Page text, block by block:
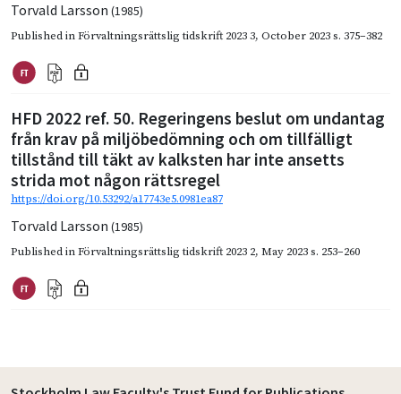
Torvald Larsson (1985)
Published inFörvaltningsrättslig tidskrift 2023 3, October 2023s. 375–382
HFD 2022 ref. 50. Regeringens beslut om undantag
från krav på miljöbedömning och om tillfälligt
tillstånd till täkt av kalksten har inte ansetts
strida mot någon rättsregel
https://doi.org/10.53292/a17743e5.0981ea87
Torvald Larsson (1985)
Published inFörvaltningsrättslig tidskrift 2023 2, May 2023s. 253–260